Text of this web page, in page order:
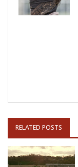
RELATED POSTS